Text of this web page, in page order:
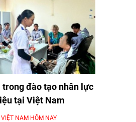
đào tạo nhân lực
tại Việt Nam
VIỆT NAM HÔM NAY